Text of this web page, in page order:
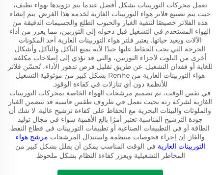
تعمل محركات التوربينات بشكل أفضل عندما يتم تزويدها بهواء نظيف،
حيث يتم تصنيع فلاتر هواء التوربينات الغازية لخدمة هذا الغرض. يتم إنشاء
هذه الفلاتر خصيصًا لتنقية الغبار والحبوب الطلع والجسيمات الدقيقة من
الهواء المستخدم في التشغيل قبل دخوله إلى التوربين، مما يعزز من أداء
الآلات ويعيد حياتها. يعتبر فلتر هواء التوربينات الغازية أحد المكونات
الحرجة التي يجب الحفاظ عليها جيدًا لأنه يمنع التآكل والتآكل وأشكال
أخرى من التلوث لأجزاء التوربين، والتي قد تؤدي إلى إصلاحات مكلفة
للغاية أو فقدان التشغيل. عن طريق تقليل فرص تدهور الأداء، تُحسّن فلاتر
هواء التوربينات الغازية من Renhe بشكل كبير من موثوقية التشغيل
للأنظمة دون أي تنازلات في كفاءة الوقود.
في نفس الوقت، تم تصميم مرشحات الهواء الخاصة بمحركات التوربينات
الغازية لشركة رنه بحيث تعمل في ظروف طقس قاسية قد تتضمن الغبار
والملوثات والبيئات البحرية مع الحفاظ على كفاءة ترشيح عالية. لا شك أن
جودة الترشيح المناسبة تعتبر أمرًا بالغ الأهمية سواء في مجال توليد
الطاقة أو في التطبيقات الصناعية أو تطبيقات التوربينات في قطاع النفط
والغاز. إن إجراء فحوصات منتظمة واستبدال المرشحات مرشح هواء
التوربينات الغازية في الوقت المناسب يمكن أن يقلل بشكل كبير من
المخاطر التشغيلية ويعزز كفاءة النظام بشكل ملحوظ.